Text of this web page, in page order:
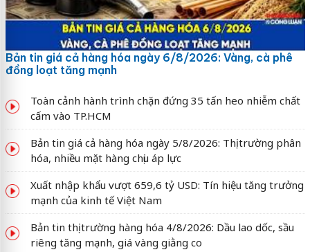
Bản tin giá cả hàng hóa ngày 6/8/2026: Vàng, cà phê
đồng loạt tăng mạnh
Toàn cảnh hành trình chặn đứng 35 tấn heo nhiễm chất
cấm vào TP.HCM
Bản tin giá cả hàng hóa ngày 5/8/2026: Thị trường phân
hóa, nhiều mặt hàng chịu áp lực
Xuất nhập khẩu vượt 659,6 tỷ USD: Tín hiệu tăng trưởng
mạnh của kinh tế Việt Nam
Bản tin thị trường hàng hóa 4/8/2026: Dầu lao dốc, sầu
riêng tăng mạnh, giá vàng giằng co